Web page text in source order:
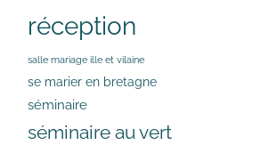
réception
salle mariage ille et vilaine
se marier en bretagne
séminaire
séminaire au vert